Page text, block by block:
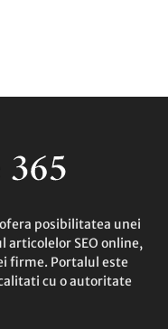
posibilitatea unei
SEO online,
firme. Portalul este
cu o autoritate